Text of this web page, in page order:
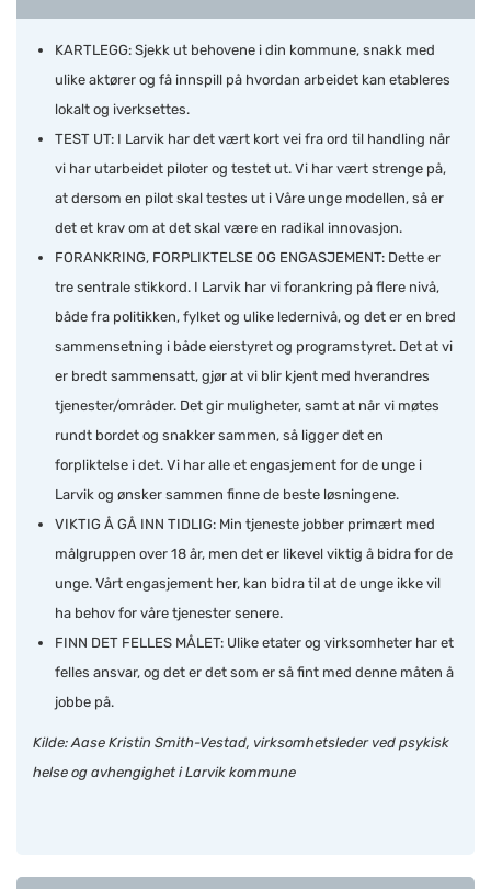
KARTLEGG: Sjekk ut behovene i din kommune, snakk med
ulike aktører og få innspill på hvordan arbeidet kan etableres
lokalt og iverksettes.
TEST UT: I Larvik har det vært kort vei fra ord til handling når
vi har utarbeidet piloter og testet ut. Vi har vært strenge på,
at dersom en pilot skal testes ut i Våre unge modellen, så er
det et krav om at det skal være en radikal innovasjon.
FORANKRING, FORPLIKTELSE OG ENGASJEMENT: Dette er
tre sentrale stikkord. I Larvik har vi forankring på flere nivå,
både fra politikken, fylket og ulike ledernivå, og det er en bred
sammensetning i både eierstyret og programstyret. Det at vi
er bredt sammensatt, gjør at vi blir kjent med hverandres
tjenester/områder. Det gir muligheter, samt at når vi møtes
rundt bordet og snakker sammen, så ligger det en
forpliktelse i det. Vi har alle et engasjement for de unge i
Larvik og ønsker sammen finne de beste løsningene.
VIKTIG Å GÅ INN TIDLIG: Min tjeneste jobber primært med
målgruppen over 18 år, men det er likevel viktig å bidra for de
unge. Vårt engasjement her, kan bidra til at de unge ikke vil
ha behov for våre tjenester senere.
FINN DET FELLES MÅLET: Ulike etater og virksomheter har et
felles ansvar, og det er det som er så fint med denne måten å
jobbe på.
Kilde: Aase Kristin Smith-Vestad, virksomhetsleder ved psykisk
helse og avhengighet i Larvik kommune